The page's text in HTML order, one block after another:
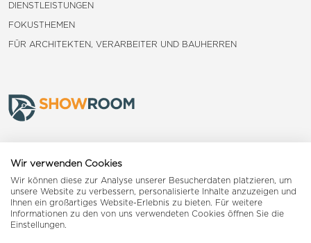
DIENSTLEISTUNGEN
FOKUSTHEMEN
FÜR ARCHITEKTEN, VERARBEITER UND BAUHERREN
Landquart
Reiden
Wir verwenden Cookies
Wir können diese zur Analyse unserer Besucherdaten platzieren, um
unsere Website zu verbessern, personalisierte Inhalte anzuzeigen und
Ihnen ein großartiges Website-Erlebnis zu bieten. Für weitere
Informationen zu den von uns verwendeten Cookies öffnen Sie die
Einstellungen.